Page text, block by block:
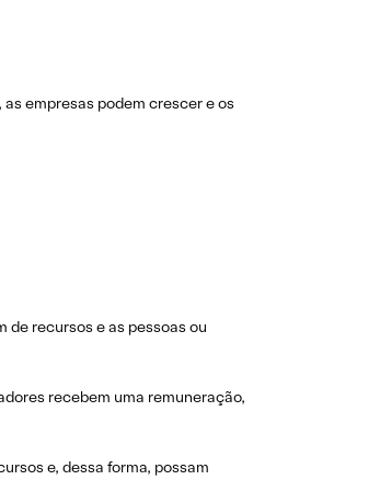
as empresas podem crescer e os
de recursos e as pessoas ou
recebem uma remuneração,
e, dessa forma, possam